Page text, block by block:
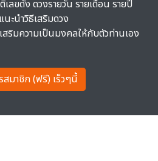
ลขดัง ดวงรายวัน รายเดือน รายปี
ะนำวิธีเสริมดวง
ริมความเป็นมงคลให้กับตัวท่านเอง
สมาชิก (ฟรี) เร็วๆนี้